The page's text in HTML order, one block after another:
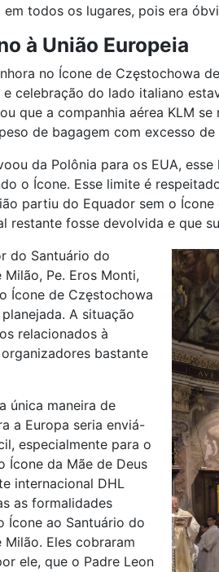
todos os lugares, pois era
à União Europeia
no Ícone de Częstochowa
celebração do lado italiano
que a companhia aérea KLM
de bagagem com excesso
da Polônia para os EUA,
o Ícone. Esse limite é
partiu do Equador sem o
restante fosse devolvida e que
do Santuário do
Pe. Eros Monti,
Ícone de Częstochowa
A situação
relacionados à
bastante
única maneira de
a Europa seria enviá-
especialmente para o
da Mãe de Deus
internacional DHL
as formalidades
Ícone ao Santuário do
Eles cobraram
ele, que o Padre Leon